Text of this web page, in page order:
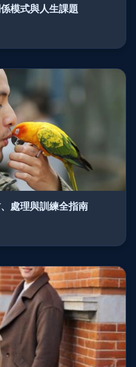
模式與人生課題
處理與訓練全指南